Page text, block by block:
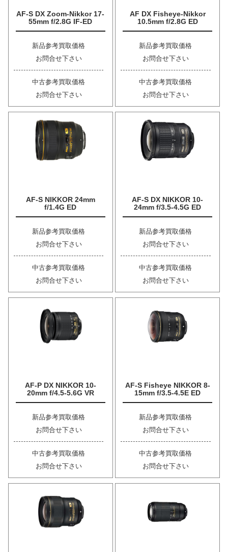
AF-S DX Zoom-Nikkor 17-
55mm f/2.8G IF-ED
新品参考買取価格
お問合せ下さい
中古参考買取価格
お問合せ下さい
AF DX Fisheye-Nikkor
10.5mm f/2.8G ED
新品参考買取価格
お問合せ下さい
中古参考買取価格
お問合せ下さい
AF-S NIKKOR 24mm
f/1.4G ED
新品参考買取価格
お問合せ下さい
中古参考買取価格
お問合せ下さい
AF-S DX NIKKOR 10-
24mm f/3.5-4.5G ED
新品参考買取価格
お問合せ下さい
中古参考買取価格
お問合せ下さい
AF-P DX NIKKOR 10-
20mm f/4.5-5.6G VR
新品参考買取価格
お問合せ下さい
中古参考買取価格
お問合せ下さい
AF-S Fisheye NIKKOR 8-
15mm f/3.5-4.5E ED
新品参考買取価格
お問合せ下さい
中古参考買取価格
お問合せ下さい